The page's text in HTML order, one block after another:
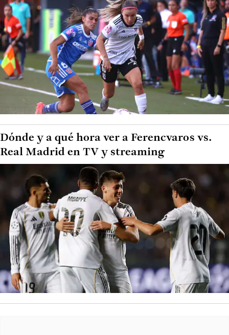
Dónde y a qué hora ver a Ferencvaros vs.
Real Madrid en TV y streaming